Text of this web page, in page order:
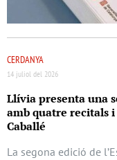
CERDANYA
14 juliol del 2026
Llívia presenta una
amb quatre recitals
Caballé
La segona edició de